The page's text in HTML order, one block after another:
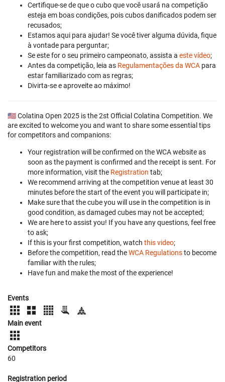
Certifique-se de que o cubo que você usará na competição
esteja em boas condições, pois cubos danificados podem ser
recusados;
Estamos aqui para ajudar! Se você tiver alguma dúvida, fique
à vontade para perguntar;
Se este for o seu primeiro campeonato, assista a este vídeo;
Antes da competição, leia as Regulamentações da WCA para
estar familiarizado com as regras;
Divirta-se e aproveite ao máximo!
🇺🇸 Colatina Open 2025 is the 2st Official Colatina Competition. We
are excited to welcome you and want to share some essential tips
for competitors and companions:
Your registration will be confirmed on the WCA website as
soon as the payment is confirmed and the receipt is sent. For
more information, visit the Registration tab;
We recommend arriving at the competition venue at least 30
minutes before the start of the event you will participate in;
Make sure that the cube you will use in the competition is in
good condition, as damaged cubes may not be accepted;
We are here to assist you! If you have any questions, feel free
to ask;
If this is your first competition, watch this video;
Before the competition, read theWCA Regulationsto become
familiar with the rules;
Have fun and make the most of the experience!
Events
Main event
Competitors
60
Registration period